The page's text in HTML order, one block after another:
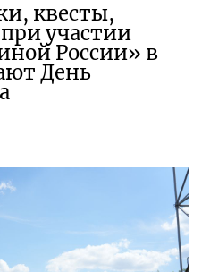
квесты,
участии
России» в
День